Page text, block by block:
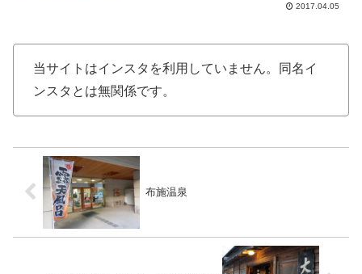
て、少し離れた場所にある浴室入口の係
2017.04.05
当サイトはインスタを利用していません。同名イ
ンスタとは無関係です。
布施温泉